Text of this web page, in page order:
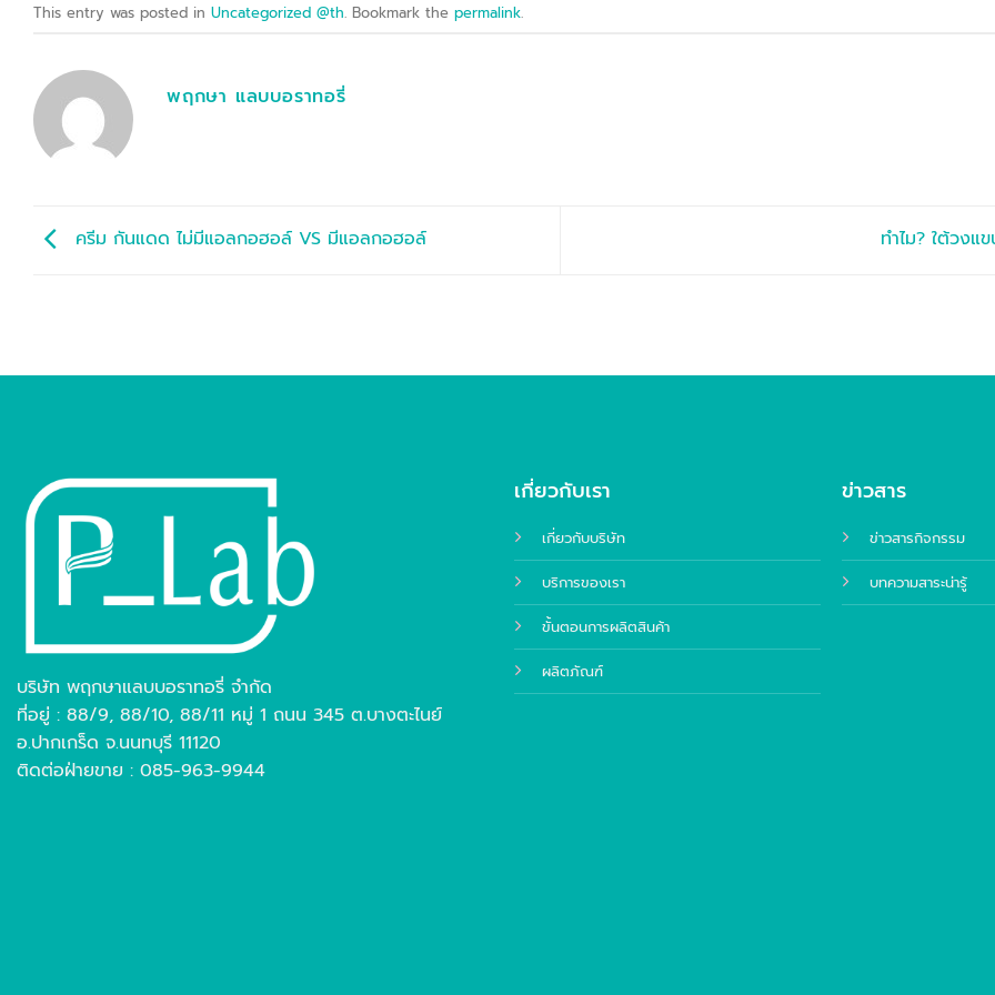
This entry was posted in Uncategorized @th. Bookmark the permalink.
พฤกษา แลบบอราทอรี่
ครีม กันแดด ไม่มีแอลกอฮอล์ VS มีแอลกอฮอล์ ทำไม? ใต้วงแ
บริษัท พฤกษาแลบบอราทอรี่ จำกัด
ที่อยู่ : 88/9, 88/10, 88/11 หมู่ 1 ถนน 345 ต.บางตะไนย์
อ.ปากเกร็ด จ.นนทบุรี 11120
ติดต่อฝ่ายขาย : 085-963-9944
เกี่ยวกับเรา
เกี่ยวกับบริษัท
บริการของเรา
ขั้นตอนการผลิตสินค้า
ผลิตภัณฑ์
ข่าวสาร
ข่าวสารกิจกรรม
บทความสาระน่ารู้